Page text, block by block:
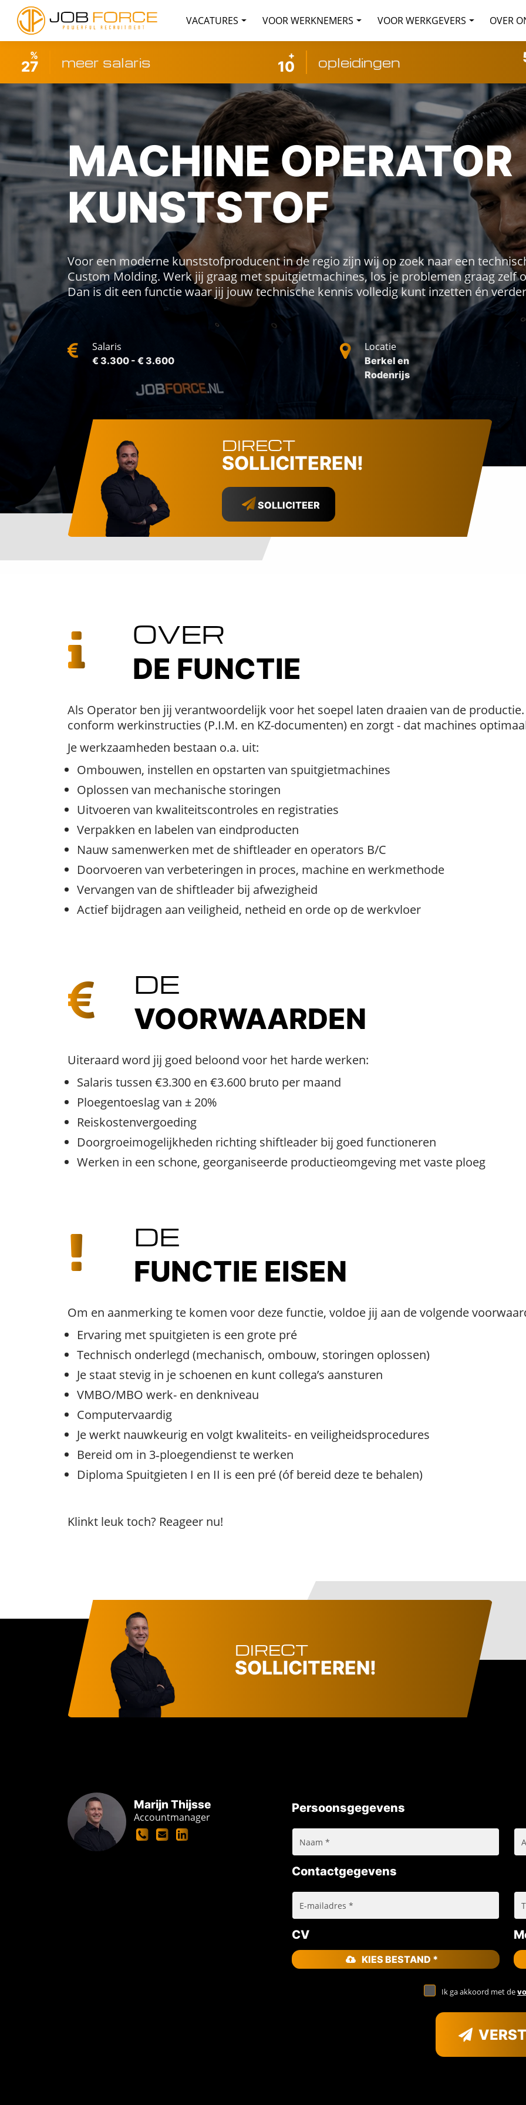
VACATURES VOOR WERKNEMERS VOOR WERKGEVERS OVER
%
27 meer salaris +
10 opleidingen
MACHINE OPERATOR
KUNSTSTOF
Voor een moderne kunststofproducent in de regio zijn wij op zoek naar een
Custom Molding. Werk jij graag met spuitgietmachines, los je problemen graag zelf
Dan is dit een functie waar jij jouw technische kennis volledig kunt inzetten én
Salaris
€ 3.300 - € 3.600
Locatie
Berkel en
Rodenrijs
DIRECT
SOLLICITEREN!
SOLLICITEER
OVER
DE FUNCTIE
Als Operator ben jij verantwoordelijk voor het soepel laten draaien van de
conform werkinstructies (P.I.M. en KZ-documenten) en zorgt - dat machines
Je werkzaamheden bestaan o.a. uit:
Ombouwen, instellen en opstarten van spuitgietmachines
Oplossen van mechanische storingen
Uitvoeren van kwaliteitscontroles en registraties
Verpakken en labelen van eindproducten
Nauw samenwerken met de shiftleader en operators B/C
Doorvoeren van verbeteringen in proces, machine en werkmethode
Vervangen van de shiftleader bij afwezigheid
Actief bijdragen aan veiligheid, netheid en orde op de werkvloer
DE
VOORWAARDEN
Uiteraard word jij goed beloond voor het harde werken:
Salaris tussen €3.300 en €3.600 bruto per maand
Ploegentoeslag van ± 20%
Reiskostenvergoeding
Doorgroeimogelijkheden richting shiftleader bij goed functioneren
Werken in een schone, georganiseerde productieomgeving met vaste ploeg
DE
FUNCTIE EISEN
Om en aanmerking te komen voor deze functie, voldoe jij aan de volgende
Ervaring met spuitgieten is een grote pré
Technisch onderlegd (mechanisch, ombouw, storingen oplossen)
Je staat stevig in je schoenen en kunt collega’s aansturen
VMBO/MBO werk- en denkniveau
Computervaardig
Je werkt nauwkeurig en volgt kwaliteits- en veiligheidsprocedures
Bereid om in 3‑ploegendienst te werken
Diploma Spuitgieten I en II is een pré (óf bereid deze te behalen)
Klinkt leuk toch? Reageer nu!
DIRECT
SOLLICITEREN!
Marijn Thijsse
Accountmanager
Persoonsgegevens
Contactgegevens
CV
KIES BESTAND *
Ik ga akkoord met de